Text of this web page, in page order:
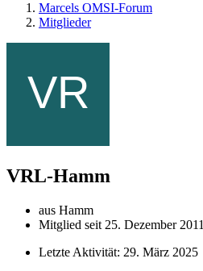
Marcels OMSI-Forum
Mitglieder
VRL-Hamm
aus Hamm
Mitglied seit 25. Dezember 2011
Letzte Aktivität: 29. März 2025